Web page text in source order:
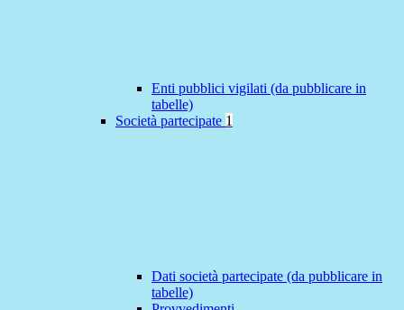
Enti pubblici vigilati (da pubblicare in
tabelle)
Società partecipate 1
Dati società partecipate (da pubblicare in
tabelle)